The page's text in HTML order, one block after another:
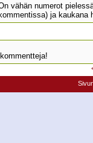
vähän numerot
kommentissa) ja kaukana